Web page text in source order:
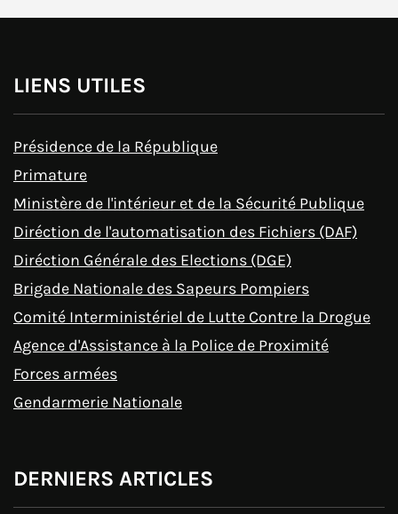
LIENS UTILES
Présidence de la République
Primature
Ministère de l'intérieur et de la Sécurité Publique
Diréction de l'automatisation des Fichiers (DAF)
Diréction Générale des Elections (DGE)
Brigade Nationale des Sapeurs Pompiers
Comité Interministériel de Lutte Contre la Drogue
Agence d'Assistance à la Police de Proximité
Forces armées
Gendarmerie Nationale
DERNIERS ARTICLES